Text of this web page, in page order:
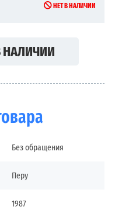
НЕТ В НАЛИЧИИ
НАЛИЧИИ
Без обращения
Перу
1987